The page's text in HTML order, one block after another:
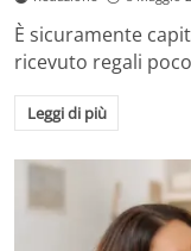
È sicuramente
ricevuto regali
Leggi di più